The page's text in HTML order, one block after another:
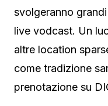
svolgeranno
live vodcast. Un
altre location
come tradizione
prenotazione su